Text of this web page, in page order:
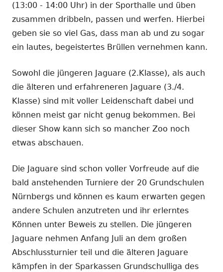
(13:00 - 14:00 Uhr) in der Sporthalle und üben
zusammen dribbeln, passen und werfen. Hierbei
geben sie so viel Gas, dass man ab und zu sogar
ein lautes, begeistertes Brüllen vernehmen kann.
Sowohl die jüngeren Jaguare (2.Klasse), als auch
die älteren und erfahreneren Jaguare (3./4.
Klasse) sind mit voller Leidenschaft dabei und
können meist gar nicht genug bekommen. Bei
dieser Show kann sich so mancher Zoo noch
etwas abschauen.
Die Jaguare sind schon voller Vorfreude auf die
bald anstehenden Turniere der 20 Grundschulen
Nürnbergs und können es kaum erwarten gegen
andere Schulen anzutreten und ihr erlerntes
Können unter Beweis zu stellen. Die jüngeren
Jaguare nehmen Anfang Juli an dem großen
Abschlussturnier teil und die älteren Jaguare
kämpfen in der Sparkassen Grundschulliga des